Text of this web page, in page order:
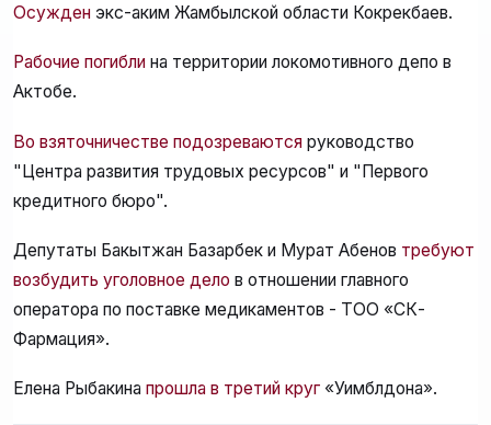
Осужден экс-аким Жамбылской области Кокрекбаев.
Рабочие погибли на территории локомотивного депо в
Актобе.
Во взяточничестве подозреваются руководство
"Центра развития трудовых ресурсов" и "Первого
кредитного бюро".
Депутаты Бакытжан Базарбек и Мурат Абенов требуют
возбудить уголовное дело в отношении главного
оператора по поставке медикаментов - ТОО «СК-
Фармация».
Елена Рыбакина прошла в третий круг «Уимблдона».